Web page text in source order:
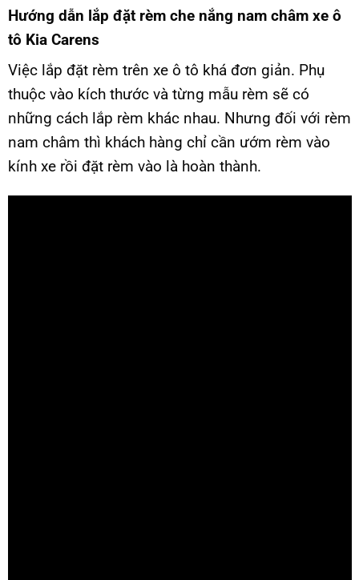
Hướng dẫn lắp đặt rèm che nắng nam châm xe ô
tô Kia Carens
Việc lắp đặt rèm trên xe ô tô khá đơn giản. Phụ
thuộc vào kích thước và từng mẫu rèm sẽ có
những cách lắp rèm khác nhau. Nhưng đối với rèm
nam châm thì khách hàng chỉ cần ướm rèm vào
kính xe rồi đặt rèm vào là hoàn thành.